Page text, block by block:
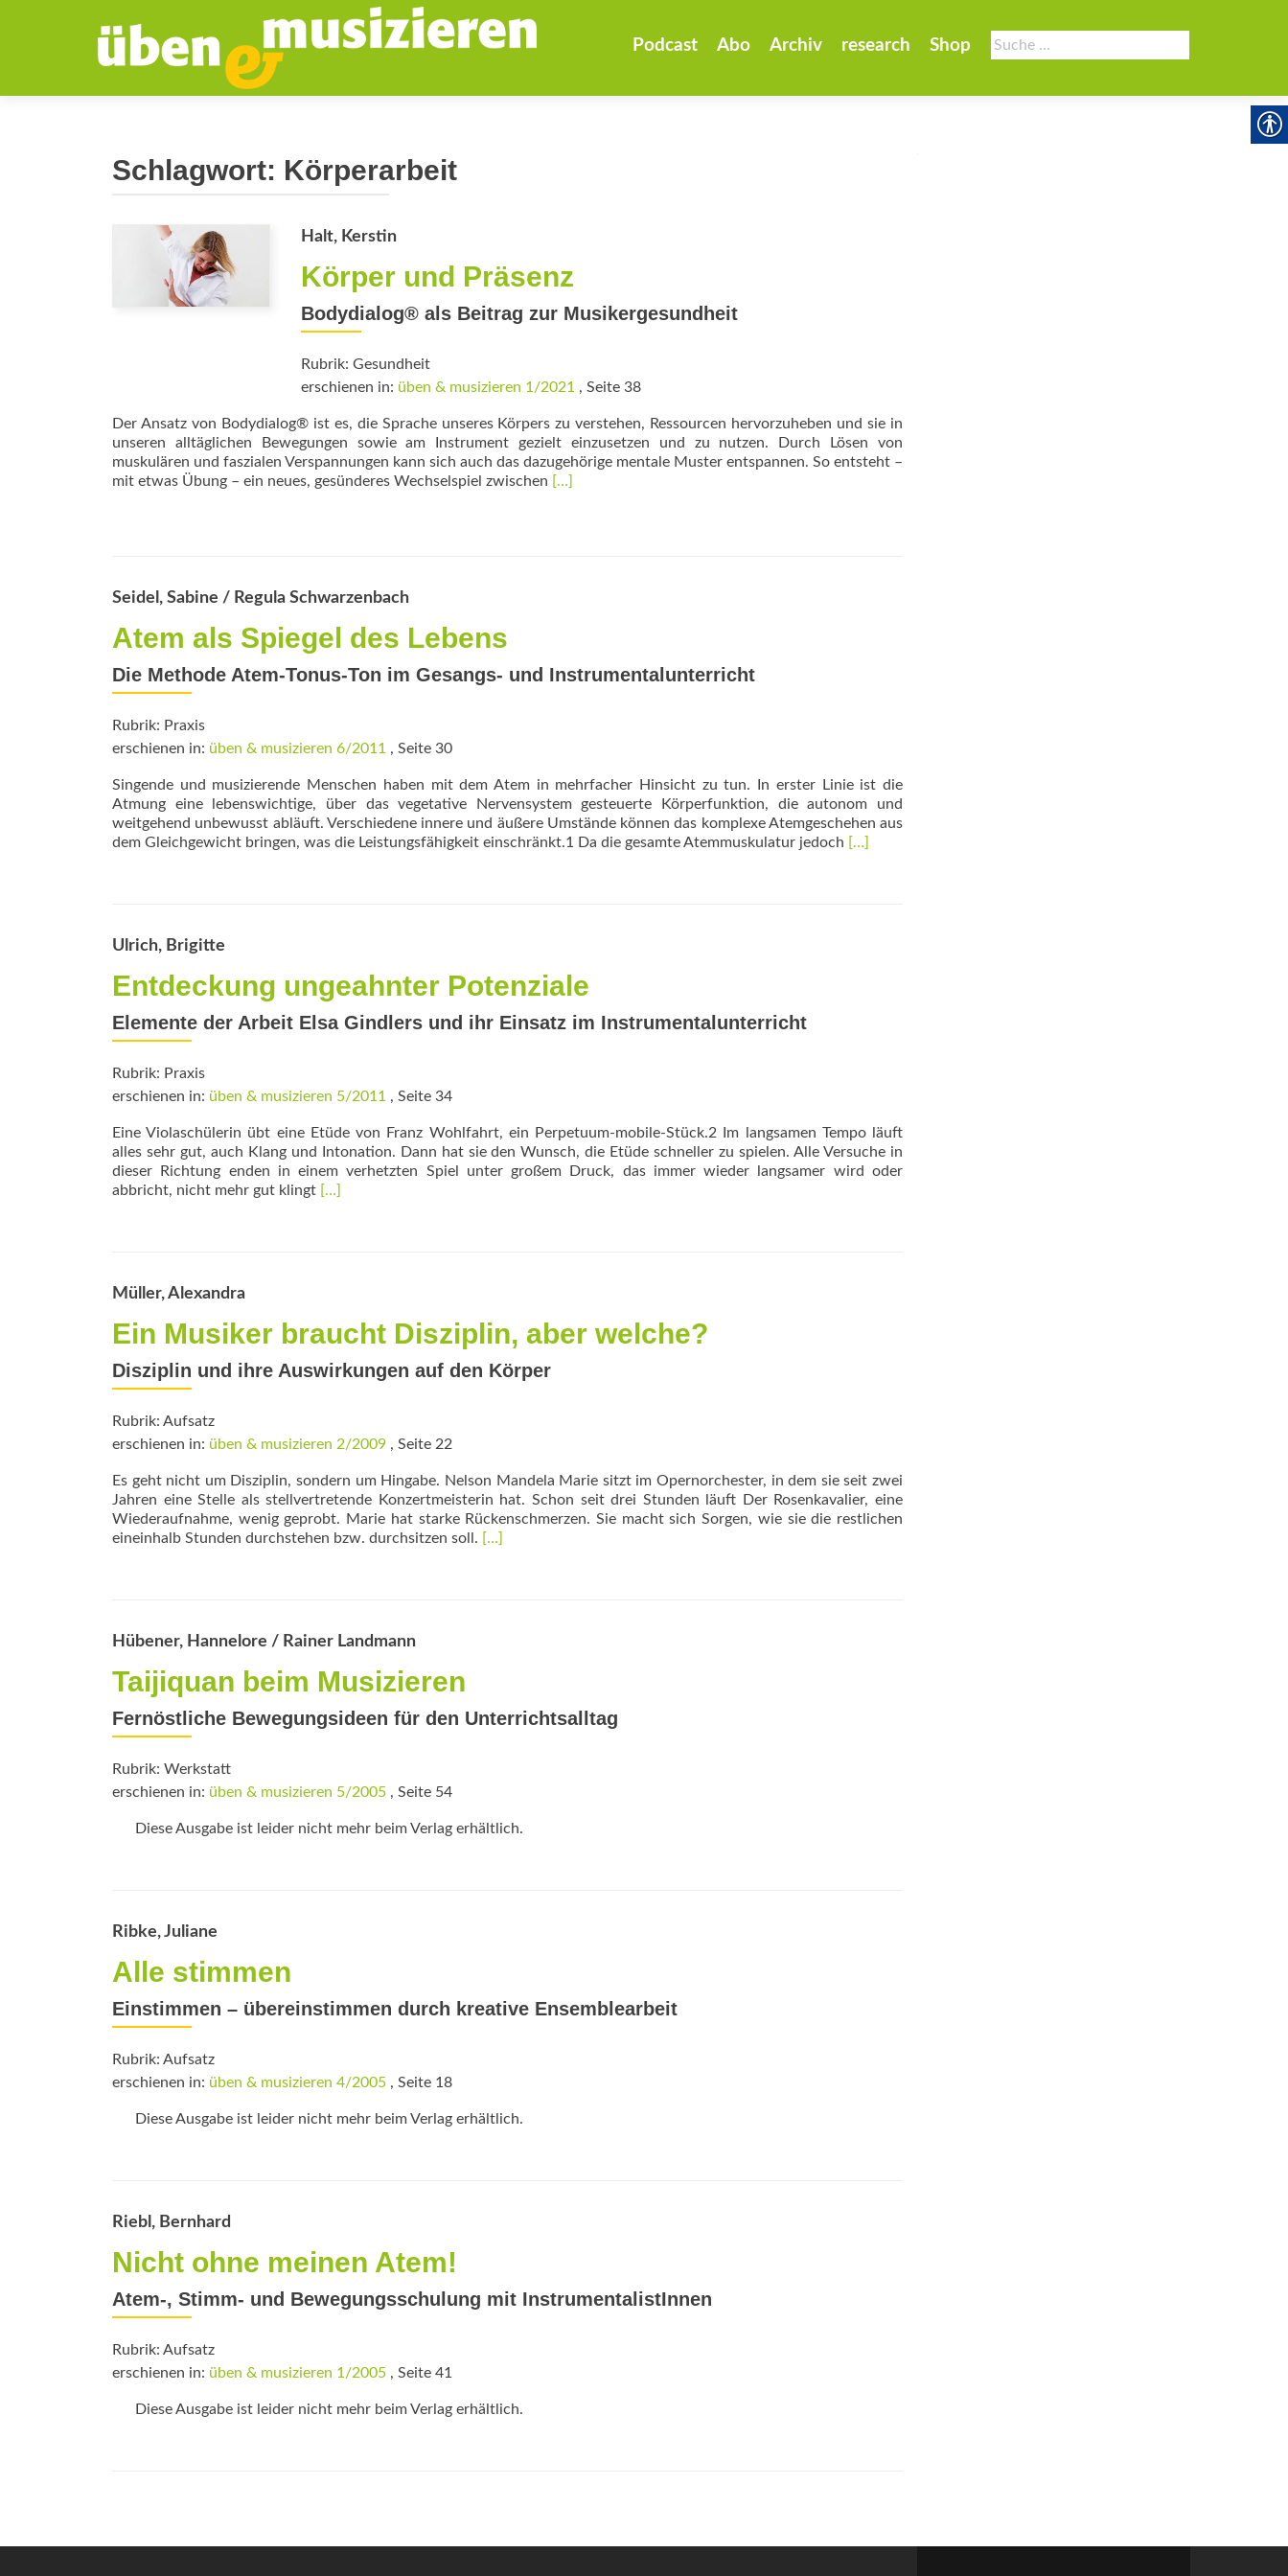
Suche
nach:
Podcast Abo Archiv research Shop
Schlagwort: Körperarbeit
Halt, Kerstin
Körper und Präsenz
Bodydialog® als Beitrag zur Musikergesundheit
Rubrik: Gesundheit
erschienen in: üben & musizieren 1/2021 , Seite 38
Der Ansatz von Bodydialog® ist es, die Sprache unseres Körpers zu verstehen, Ressourcen hervorzuheben und sie in
unseren alltäglichen Bewegungen sowie am Instrument gezielt einzusetzen und zu nutzen. Durch Lösen von
muskulären und faszialen Verspannungen kann sich auch das dazugehörige mentale Muster entspannen. So entsteht –
mit etwas Übung – ein neues, gesünderes Wechselspiel zwischen Read
[…]
Seidel, Sabine / Regula Schwarzenbach
Atem als Spiegel des Lebens
Die Methode Atem-Tonus-Ton im Gesangs- und ­Instrumentalunterricht
Rubrik: Praxis
erschienen in: üben & musizieren 6/2011 , Seite 30
Singende und musizierende Menschen haben mit dem Atem in mehrfacher Hinsicht zu tun. In erster Linie ist die
Atmung eine lebens­wichtige, über das vegetative Nerven­system gesteuerte Körperfunktion, die autonom und
weitgehend unbewusst abläuft. Verschiedene innere und äußere Umstände können das komplexe Atemgeschehen aus
dem Gleichgewicht bringen, was die Leis­tungsfähigkeit einschränkt.1 Da die gesamte Atemmuskulatur jedoch Read
[…]
Ulrich, Brigitte
Entdeckung ungeahnter Potenziale
Elemente der Arbeit Elsa Gindlers und ihr Einsatz im ­Instrumentalunterricht
Rubrik: Praxis
erschienen in: üben & musizieren 5/2011 , Seite 34
Eine Violaschülerin übt eine Etüde von Franz Wohlfahrt, ein Perpetuum-mobile-Stück.2 Im langsamen Tempo läuft
alles sehr gut, auch Klang und Intonation. Dann hat sie den Wunsch, die Etüde schneller zu spielen. Alle Versuche in
dieser Richtung enden in einem verhetzten Spiel unter großem Druck, das immer wieder langsamer wird oder
abbricht, nicht mehr gut klingt Read
[…]
Müller, Alexandra
Ein Musiker braucht Disziplin, aber welche?
Disziplin und ihre Auswirkungen auf den Körper
Rubrik: Aufsatz
erschienen in: üben & musizieren 2/2009 , Seite 22
Es geht nicht um Disziplin, sondern um Hingabe. Nelson Mandela Marie sitzt im Opernorchester, in dem sie seit zwei
Jahren eine Stelle als stellvertre­tende Konzertmeisterin hat. Schon seit drei Stunden läuft Der Rosenkavalier, eine
Wiederaufnahme, wenig geprobt. Marie hat starke Rückenschmerzen. Sie macht sich Sorgen, wie sie die restlichen
eineinhalb Stunden durchstehen bzw. durchsitzen soll. Read
[…]
Hübener, Hannelore / Rainer Landmann
Taijiquan beim Musizieren
Fernöstliche Bewegungsideen für den Unterrichtsalltag
Rubrik: Werkstatt
erschienen in: üben & musizieren 5/2005 , Seite 54
Diese Ausgabe ist leider nicht mehr beim Verlag erhältlich.
Ribke, Juliane
Alle stimmen
Einstimmen – übereinstimmen durch kreative Ensemblearbeit
Rubrik: Aufsatz
erschienen in: üben & musizieren 4/2005 , Seite 18
Diese Ausgabe ist leider nicht mehr beim Verlag erhältlich.
Riebl, Bernhard
Nicht ohne meinen Atem!
Atem-, Stimm- und Bewegungsschulung mit InstrumentalistInnen
Rubrik: Aufsatz
erschienen in: üben & musizieren 1/2005 , Seite 41
Diese Ausgabe ist leider nicht mehr beim Verlag erhältlich.